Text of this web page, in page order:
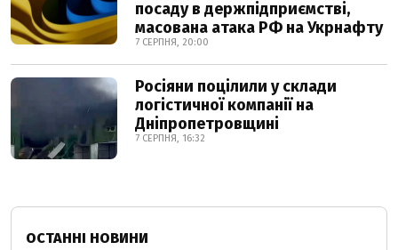
посаду в держпідприємстві,
масована атака РФ на Укрнафту
7 СЕРПНЯ, 20:00
Росіяни поцілили у склади
логістичної компанії на
Дніпропетровщині
7 СЕРПНЯ, 16:32
ОСТАННІ НОВИНИ